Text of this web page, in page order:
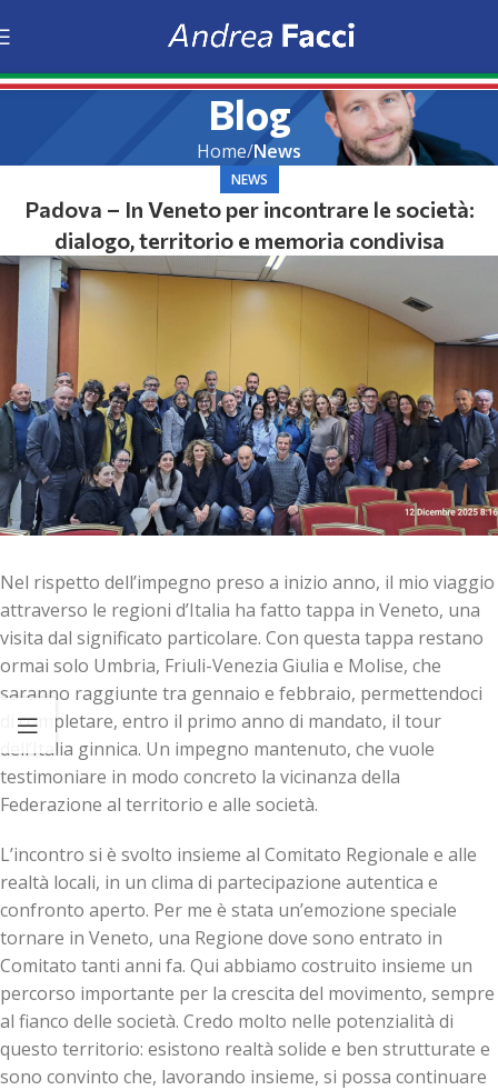
Blog
Home News
NEWS
Padova – In Veneto per incontrare le società:
dialogo, territorio e memoria condivisa
Nel rispetto dell’impegno preso a inizio anno, il mio viaggio
attraverso le regioni d’Italia ha fatto tappa in Veneto, una
visita dal significato particolare. Con questa tappa restano
ormai solo Umbria, Friuli-Venezia Giulia e Molise, che
saranno raggiunte tra gennaio e febbraio, permettendoci
di completare, entro il primo anno di mandato, il tour
dell’Italia ginnica. Un impegno mantenuto, che vuole
testimoniare in modo concreto la vicinanza della
Federazione al territorio e alle società.
L’incontro si è svolto insieme al Comitato Regionale e alle
realtà locali, in un clima di partecipazione autentica e
confronto aperto. Per me è stata un’emozione speciale
tornare in Veneto, una Regione dove sono entrato in
Comitato tanti anni fa. Qui abbiamo costruito insieme un
percorso importante per la crescita del movimento, sempre
al fianco delle società. Credo molto nelle potenzialità di
questo territorio: esistono realtà solide e ben strutturate e
sono convinto che, lavorando insieme, si possa continuare